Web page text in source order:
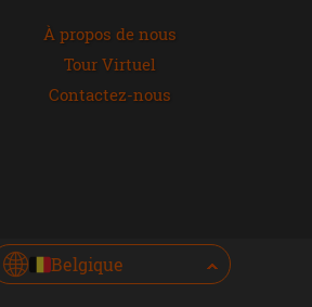
À propos de nous
Tour Virtuel
Contactez-nous
Belgique